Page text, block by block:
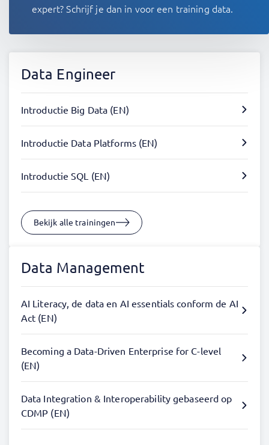
expert? Schrijf je dan in voor een training data.
Data Engineer
Introductie Big Data (EN)
Introductie Data Platforms (EN)
Introductie SQL (EN)
Bekijk alle trainingen
Data Management
AI Literacy, de data en AI essentials conform de AI
Act (EN)
Becoming a Data-Driven Enterprise for C-level
(EN)
Data Integration & Interoperability gebaseerd op
CDMP (EN)